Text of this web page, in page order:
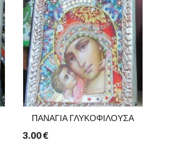
ΠΑΝΑΓΙΑ ΓΛΥΚΟΦΙΛΟΥΣΑ
3.00€